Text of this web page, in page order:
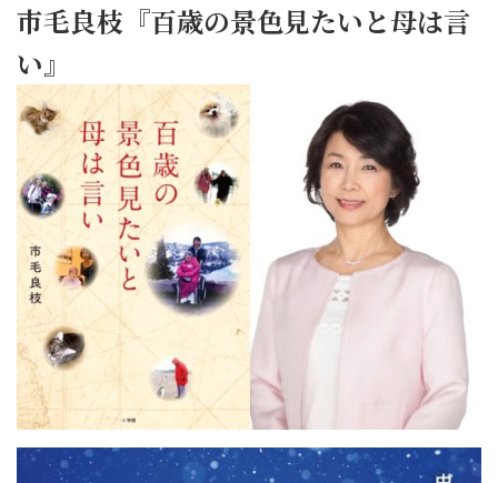
市毛良枝『百歳の景色見たいと母は言
い』